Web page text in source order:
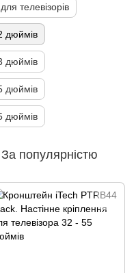
телевізорів
дюймів
дюймів
дюймів
дюймів
За популярністю